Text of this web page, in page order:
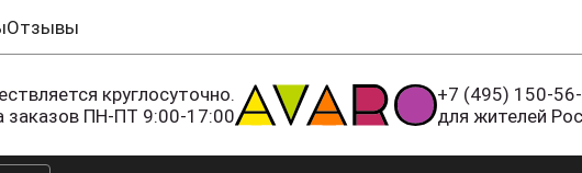
Отзывы
круглосуточно.
заказов ПН-ПТ 9:00-17:00
+7 (495) 150-
для жителей